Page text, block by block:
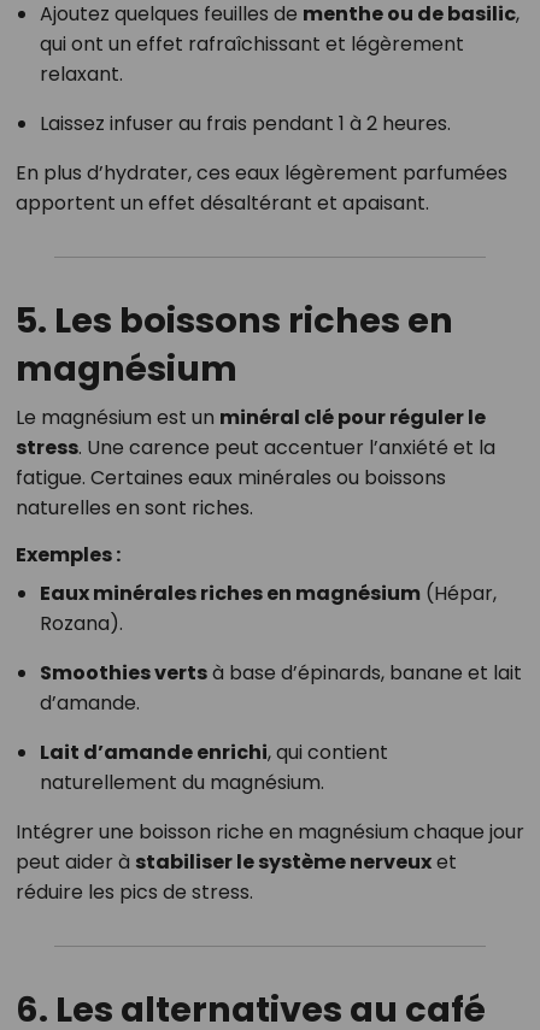
Ajoutez quelques feuilles de menthe ou de basilic,
qui ont un effet rafraîchissant et légèrement
relaxant.
Laissez infuser au frais pendant 1 à 2 heures.
En plus d’hydrater, ces eaux légèrement parfumées
apportent un effet désaltérant et apaisant.
5. Les boissons riches en
magnésium
Le magnésium est un minéral clé pour réguler le
stress. Une carence peut accentuer l’anxiété et la
fatigue. Certaines eaux minérales ou boissons
naturelles en sont riches.
Exemples :
Eaux minérales riches en magnésium(Hépar,
Rozana).
Smoothies vertsà base d’épinards, banane et lait
d’amande.
Lait d’amande enrichi, qui contient
naturellement du magnésium.
Intégrer une boisson riche en magnésium chaque jour
peut aider à stabiliser le système nerveuxet
réduire les pics de stress.
6. Les alternatives au café